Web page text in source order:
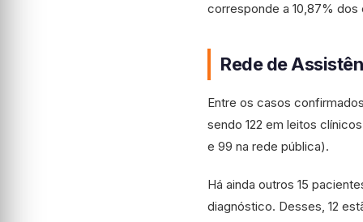
corresponde a 10,87%
Rede de
Entre os casos
sendo 122 em leitos
e 99 na rede pública).
Há ainda outros 15
diagnóstico. Desses, 12